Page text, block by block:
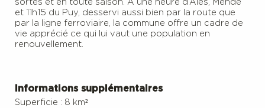
sortes et en toute saison. À une heure d’Alès, Mende
et 11h15 du Puy, desservi aussi bien par la route que
par la ligne ferroviaire, la commune offre un cadre de
vie apprécié ce qui lui vaut une population en
renouvellement.
Informations supplémentaires
Superficie : 8 km²